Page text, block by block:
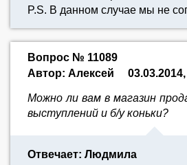
P.S. В данном случае мы не
Вопрос № 11089
Автор: Алексей
Можно ли вам в магазин
выступлений и б/у коньки?
Отвечает: Людмила